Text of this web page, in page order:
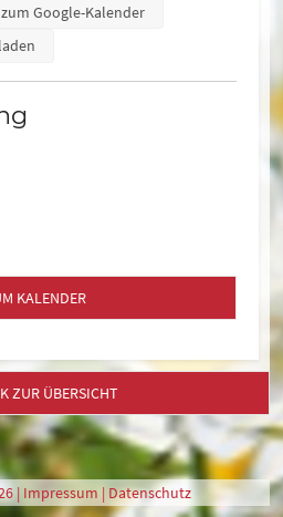
zum Google-Kalender
KALENDER
ZUR ÜBERSICHT
| Impressum | Datenschutz